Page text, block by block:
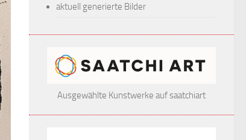
aktuell generierte Bilder
Ausgewählte Kunstwerke auf saatchiart